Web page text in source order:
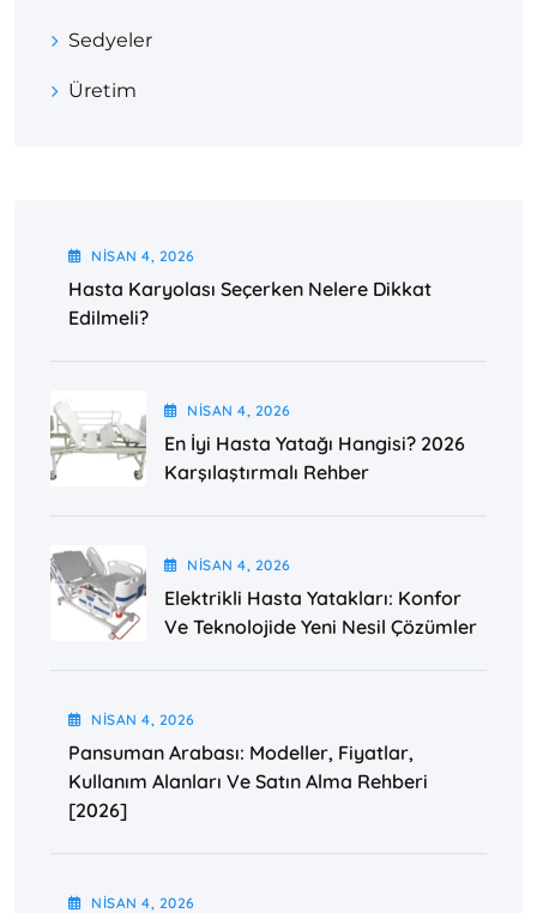
Sedyeler
Üretim
NISAN4 , 2026
Hasta Karyolası Seçerken Nelere Dikkat
Edilmeli?
NISAN4 , 2026
En İyi Hasta Yatağı Hangisi? 2026
Karşılaştırmalı Rehber
NISAN4 , 2026
Elektrikli Hasta Yatakları: Konfor
Ve Teknolojide Yeni Nesil Çözümler
NISAN4 , 2026
Pansuman Arabası: Modeller, Fiyatlar,
Kullanım Alanları Ve Satın Alma Rehberi
[2026]
NISAN4 , 2026